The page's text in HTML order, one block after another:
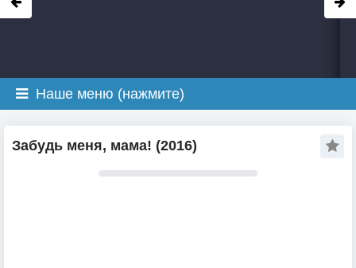
Наше меню (нажмите)
Забудь меня, мама! (2016)